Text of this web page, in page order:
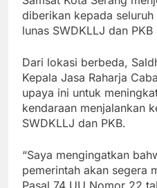
diberikan kepada
lunas SWDKLLJ dan
Dari lokasi berbeda,
Kepala Jasa Raharja
upaya ini untuk
kendaraan menjalankan
SWDKLLJ dan PKB.
“Saya mengingatkan
pemerintah akan segera
Pasal 74 UU Nomor 22